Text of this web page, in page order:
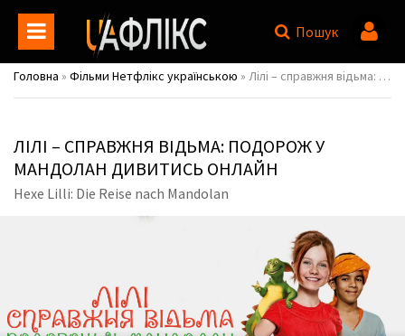
Пошук
Головна » Фільми Нетфлікс українською » Лілі – справжня відьма: Подорож у Мандолан / Hexe Lilli: Die Reise nach Mandolan
ЛІЛІ – СПРАВЖНЯ ВІДЬМА: ПОДОРОЖ У
МАНДОЛАН ДИВИТИСЬ ОНЛАЙН
Hexe Lilli: Die Reise nach Mandolan